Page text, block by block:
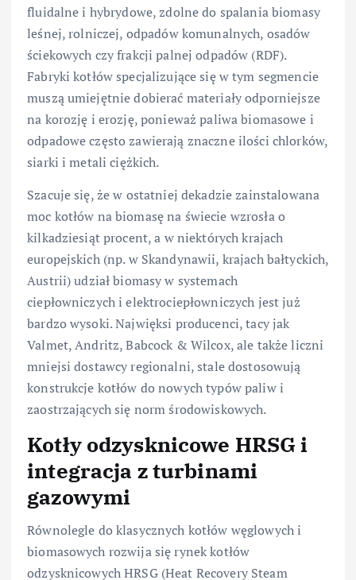
fluidalne i hybrydowe, zdolne do spalania biomasy
leśnej, rolniczej, odpadów komunalnych, osadów
ściekowych czy frakcji palnej odpadów (RDF).
Fabryki kotłów specjalizujące się w tym segmencie
muszą umiejętnie dobierać materiały odporniejsze
na korozję i erozję, ponieważ paliwa biomasowe i
odpadowe często zawierają znaczne ilości chlorków,
siarki i metali ciężkich.
Szacuje się, że w ostatniej dekadzie zainstalowana
moc kotłów na biomasę na świecie wzrosła o
kilkadziesiąt procent, a w niektórych krajach
europejskich (np. w Skandynawii, krajach bałtyckich,
Austrii) udział biomasy w systemach
ciepłowniczych i elektrociepłowniczych jest już
bardzo wysoki. Najwięksi producenci, tacy jak
Valmet, Andritz, Babcock & Wilcox, ale także liczni
mniejsi dostawcy regionalni, stale dostosowują
konstrukcje kotłów do nowych typów paliw i
zaostrzających się norm środowiskowych.
Kotły odzysknicowe HRSG i
integracja z turbinami
gazowymi
Równolegle do klasycznych kotłów węglowych i
biomasowych rozwija się rynek kotłów
odzysknicowych HRSG (Heat Recovery Steam